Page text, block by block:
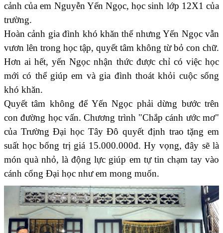
cảnh của em Nguyễn Yến Ngọc, học sinh lớp 12X1 của
trường.
Hoàn cảnh gia đình khó khăn thế nhưng Yến Ngọc vẫn
vươn lên trong học tập, quyết tâm không từ bỏ con chữ.
Hơn ai hết, yến Ngọc nhận thức được chỉ có việc học
mới có thể giúp em và gia đình thoát khỏi cuộc sống
khó khăn.
Quyết tâm không để Yến Ngọc phải dừng bước trên
con đường học vấn. Chương trình "Chắp cánh ước mơ"
của Trường Đại học Tây Đô quyết định trao tặng em
suất học bổng trị giá 15.000.000đ. Hy vọng, đây sẽ là
món quà nhỏ, là động lực giúp em tự tin chạm tay vào
cánh cổng Đại học như em mong muốn.